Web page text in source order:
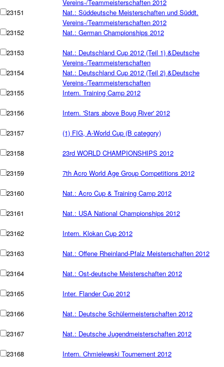
Vereins-/Teammeisterschaften 2012
23151
Nat.: Süddeutsche Meisterschaften und Süddt.
Vereins-/Teammeisterschaften 2012
23152
Nat.: German Championships 2012
23153
Nat.: Deutschland Cup 2012 (Teil 1) &Deutsche
Vereins-/Teammeisterschaften
23154
Nat.: Deutschland Cup 2012 (Teil 2) &Deutsche
Vereins-/Teammeisterschaften
23155
Intern. Training Camp 2012
23156 Intern. 'Stars above Boug River' 2012
23157 (1) FIG, A-World Cup (B category)
23158 23rd WORLD CHAMPIONSHIPS 2012
23159 7th Acro World Age Group Competitions 2012
23160 Nat.: Acro Cup & Training Camp 2012
23161 Nat.: USA National Championships 2012
23162 Intern. Klokan Cup 2012
23163 Nat.: Offene Rheinland-Pfalz Meisterschaften 2012
23164 Nat.: Ost-deutsche Meisterschaften 2012
23165 Inter. Flander Cup 2012
23166 Nat.: Deutsche Schülermeisterschaften 2012
23167 Nat.: Deutsche Jugendmeisterschaften 2012
23168 Intern. Chmielewski Tournement 2012